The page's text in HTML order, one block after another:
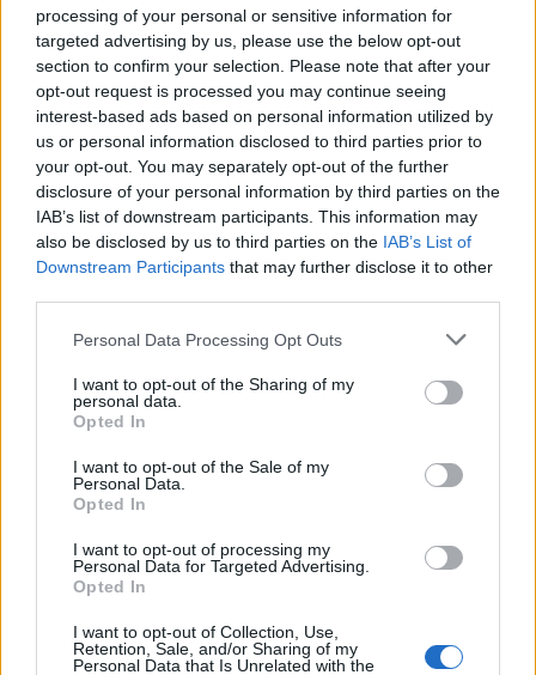
processing of your personal or sensitive information for
targeted advertising by us, please use the below opt-out
section to confirm your selection. Please note that after your
opt-out request is processed you may continue seeing
interest-based ads based on personal information utilized by
us or personal information disclosed to third parties prior to
your opt-out. You may separately opt-out of the further
disclosure of your personal information by third parties on the
IAB’s list of downstream participants. This information may
also be disclosed by us to third parties on the IAB’s List of
Downstream Participants that may further disclose it to other
Personal Data Processing Opt Outs
I want to opt-out of the Sharing of my
personal data.
Opted In
I want to opt-out of the Sale of my
Personal Data.
Opted In
I want to opt-out of processing my
Personal Data for Targeted Advertising.
Opted In
I want to opt-out of Collection, Use,
Retention, Sale, and/or Sharing of my
Personal Data that Is Unrelated with the
apríl 2022
marec 2022
február 2022
január 2022
december 2021
november 2021
október 2021
september 2021
august 2021
júl 2021
máj 2021
apríl 2021